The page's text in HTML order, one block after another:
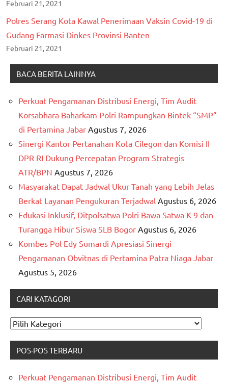
Februari 21, 2021
Polres Serang Kota Kawal Penerimaan Vaksin Covid-19 di
Gudang Farmasi Dinkes Provinsi Banten
Februari 21, 2021
BACA BERITA LAINNYA
Perkuat Pengamanan Distribusi Energi, Tim Audit
Korsabhara Baharkam Polri Rampungkan Bintek “SMP”
di Pertamina Jabar Agustus 7, 2026
Sinergi Kantor Pertanahan Kota Cilegon dan Komisi II
DPR RI Dukung Percepatan Program Strategis
ATR/BPN Agustus 7, 2026
Masyarakat Dapat Jadwal Ukur Tanah yang Lebih Jelas
Berkat Layanan Pengukuran Terjadwal Agustus 6, 2026
Edukasi Inklusif, Ditpolsatwa Polri Bawa Satwa K-9 dan
Turangga Hibur Siswa SLB Bogor Agustus 6, 2026
Kombes Pol Edy Sumardi Apresiasi Sinergi
Pengamanan Obvitnas di Pertamina Patra Niaga Jabar
Agustus 5, 2026
CARI KATAGORI
CARI
POS-POS TERBARU
Perkuat Pengamanan Distribusi Energi, Tim Audit